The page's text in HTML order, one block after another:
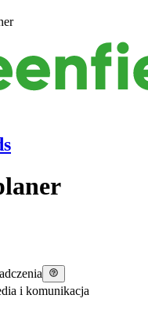
i komunikacja